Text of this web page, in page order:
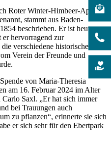
Roter Winter-Himbeer-Apfel,
stammt aus Baden-
beschrieben. Er ist heute nur
er hervorragend zur
verschiedene historische
Verein der Freunde und
von Maria-Theresia
am 16. Februar 2024 im Alter
Saxl. „Er hat sich immer
bei Trauungen auch
zu pflanzen“, erinnerte sie sich
er sich sehr für den Ebertpark